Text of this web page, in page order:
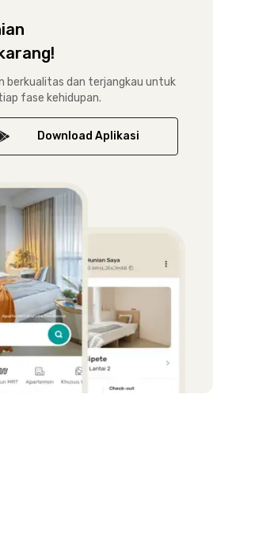
berkualitas dan terjangkau untuk
fase kehidupan.
Download Aplikasi